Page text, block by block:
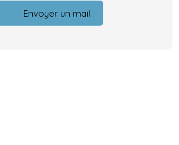
Envoyer un mail